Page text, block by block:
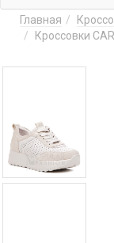
Главная
Кроссовки